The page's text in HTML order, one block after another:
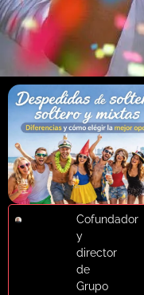
Cofundador
y
director
de
Grupo